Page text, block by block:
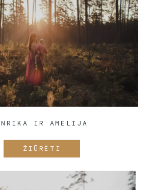
IR AMELIJA
ŽIŪRĖTI